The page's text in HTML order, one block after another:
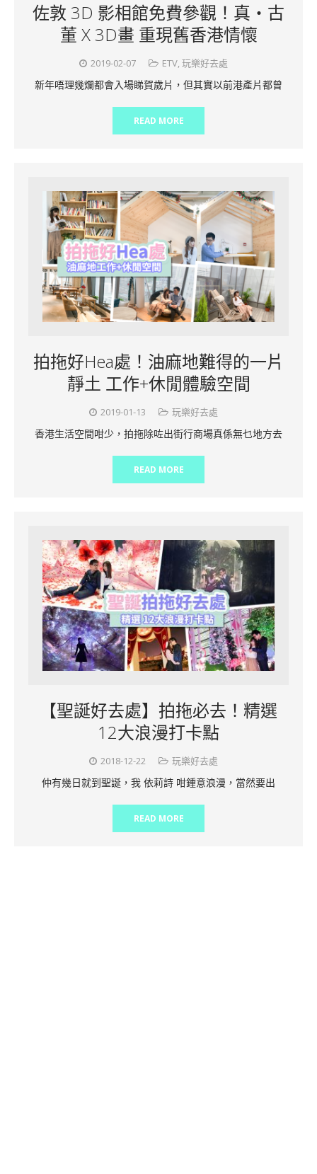
佐敦 3D 影相館免費參觀！真‧古
董 X 3D畫 重現舊香港情懷
2019-02-07 ETV,玩樂好去處
新年唔理幾爛都會入場睇賀歲片，但其實以前港產片都曾
READ MORE
拍拖好Hea處！油麻地難得的一片
靜土 工作+休閒體驗空間
2019-01-13 玩樂好去處
香港生活空間咁少，拍拖除咗出街行商場真係無乜地方去
READ MORE
【聖誕好去處】拍拖必去！精選
12大浪漫打卡點
2018-12-22 玩樂好去處
仲有幾日就到聖誕，我 依莉詩 咁鍾意浪漫，當然要出
READ MORE